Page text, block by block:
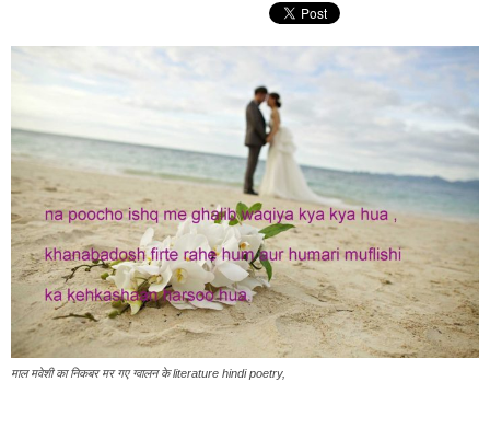
माल मवेशी का निकबर मर गए ग्वालन के literature hindi poetry,